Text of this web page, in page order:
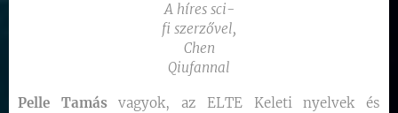
A híres sci-
fi szerzővel,
Chen
Qiufannal
Pelle Tamásvagyok, az ELTE Keleti nyelvek és